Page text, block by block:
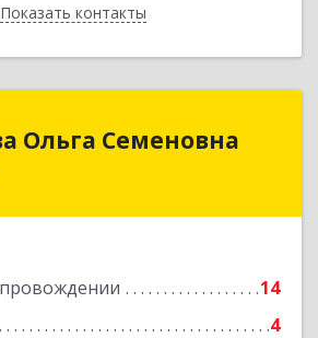
Показать контакты
Назад
Ольга Семеновна
14
4
Республика - Чувашия,
Подробнее